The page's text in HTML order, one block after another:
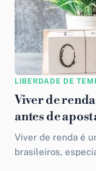
LIBERDADE DE
Viver de
antes de
Viver de renda é
brasileiros,